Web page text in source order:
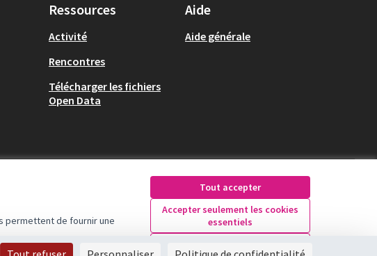
permettent de fournir une
Tout accepter
Accepter seulement les cookies
essentiels
Ressources
Activité
Rencontres
Télécharger les fichiers
Open Data
Aide
Aide générale
Licence Creative
(Lien externe)